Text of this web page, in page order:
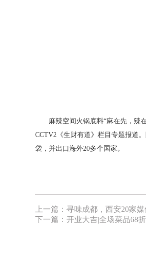
麻辣空间火锅底料“麻在先，辣
CCTV2《生财有道》栏目专题报道。
袋，并出口海外20多个国家。
上一篇： 寻味成都，西安20家
下一篇： 开业大吉|全场菜品68